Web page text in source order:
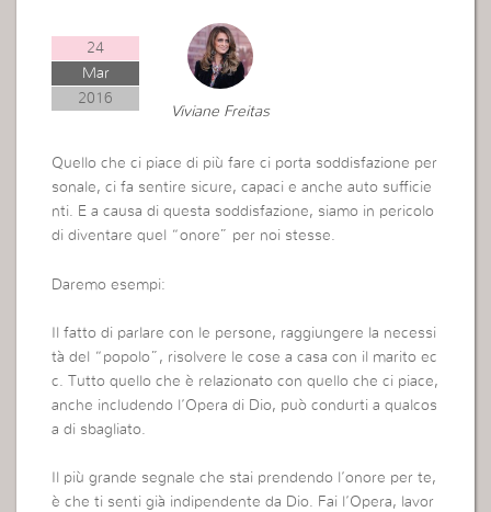
24
Mar
2016
Viviane Freitas
Quello che ci piace di più fare ci porta soddisfazione per
sonale, ci fa sentire sicure, capaci e anche auto sufficie
nti. E a causa di questa soddisfazione, siamo in pericolo
di diventare quel “onore” per noi stesse.
Daremo esempi:
Il fatto di parlare con le persone, raggiungere la necessi
tà del “popolo”, risolvere le cose a casa con il marito ec
c. Tutto quello che è relazionato con quello che ci piace,
anche includendo l’Opera di Dio, può condurti a qualcos
a di sbagliato.
Il più grande segnale che stai prendendo l’onore per te,
è che ti senti già indipendente da Dio. Fai l’Opera, lavor